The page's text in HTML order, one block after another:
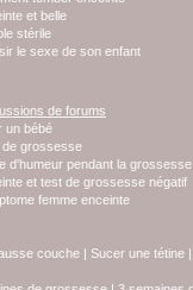
et belle
stérile
le sexe de son enfant
de forums
un bébé
de grossesse
d'humeur pendant la grossesse
et test de grossesse négatif
femme enceinte
couche | Sucer une tétine |